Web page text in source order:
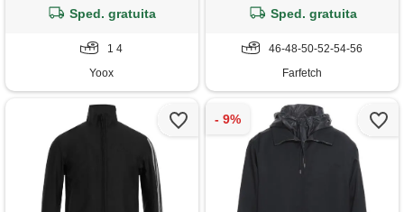
Sped. gratuita
1 4
Yoox
Sped. gratuita
46-48-50-52-54-56
Farfetch